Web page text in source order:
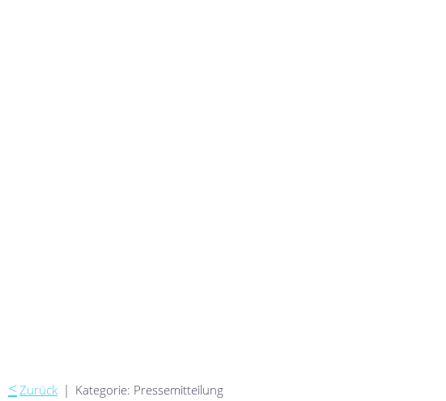
<Zurück | Kategorie: Pressemitteilung